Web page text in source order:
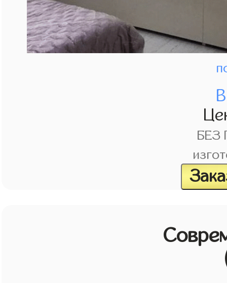
БЕЗ